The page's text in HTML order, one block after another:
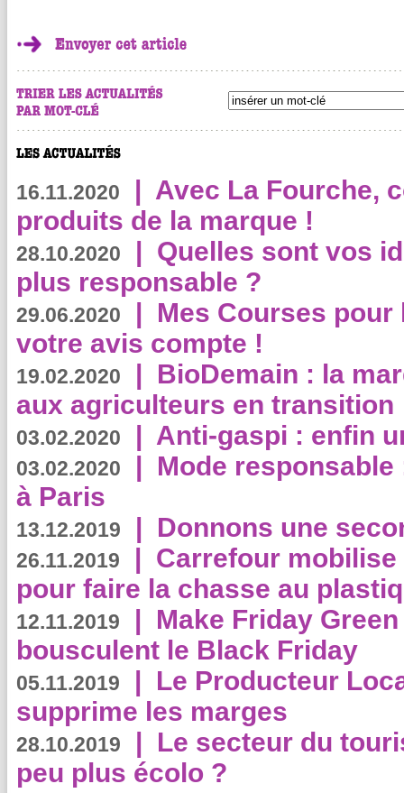
16.11.2020 | Avec La Fourche,
produits de la marque !
28.10.2020 | Quelles sont vos
plus responsable ?
29.06.2020 | Mes Courses pour
votre avis compte !
19.02.2020 | BioDemain : la
aux agriculteurs en transition
03.02.2020 | Anti-gaspi : enfin
03.02.2020 | Mode
à Paris
13.12.2019 | Donnons une
26.11.2019 | Carrefour
pour faire la chasse au
12.11.2019 | Make Friday
bousculent le Black Friday
05.11.2019 | Le Producteur
supprime les marges
28.10.2019 | Le secteur du
peu plus écolo ?